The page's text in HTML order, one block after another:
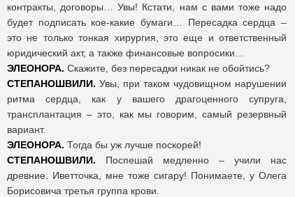
контракты, договоры… Увы! Кстати, нам с вами тоже надо
будет подписать кое-какие бумаги… Пересадка сердца –
это не только тонкая хирургия, это еще и ответственный
юридический акт, а также финансовые вопросики…
ЭЛЕОНОРА. Скажите, без пересадки никак не обойтись?
СТЕПАНОШВИЛИ. Увы, при таком чудовищном нарушении
ритма сердца, как у вашего драгоценного супруга,
трансплантация – это, как мы говорим, самый резервный
вариант.
ЭЛЕОНОРА. Тогда бы уж лучше поскорей!
СТЕПАНОШВИЛИ. Поспешай медленно – учили нас
древние. Иветточка, мне тоже сигару! Понимаете, у Олега
Борисовича третья группа крови.